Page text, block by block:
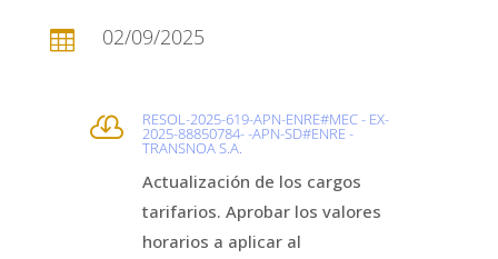
 02/09/2025
 RESOL-2025-619-APN-ENRE#MEC - EX-
2025-88850784- -APN-SD#ENRE -
TRANSNOA S.A.
Actualización de los cargos
tarifarios. Aprobar los valores
horarios a aplicar al